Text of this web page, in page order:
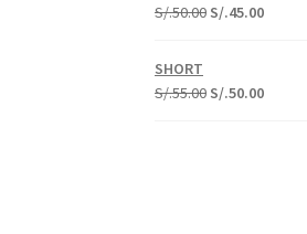
S/.50.00 S/.45.00
SHORT
S/.55.00 S/.50.00